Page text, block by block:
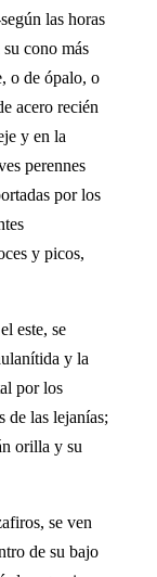
las horas
cono más
o de ópalo, o
acero recién
y en la
perennes
por los
y picos,
este, se
y la
por los
de las lejanías;
orilla y su
se ven
de su bajo